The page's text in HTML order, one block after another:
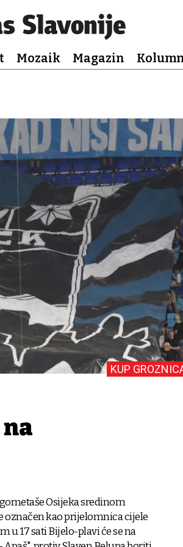
Mozaik Magazin
KUP
Osijeka sredinom
označen kao prijelomnica cijele
u 17 sati Bijelo-plavi će se na